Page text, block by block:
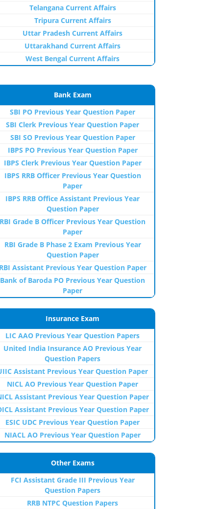
Telangana Current Affairs
Tripura Current Affairs
Uttar Pradesh Current Affairs
Uttarakhand Current Affairs
West Bengal Current Affairs
Bank Exam
SBI PO Previous Year Question Paper
SBI Clerk Previous Year Question Paper
SBI SO Previous Year Question Paper
IBPS PO Previous Year Question Paper
IBPS Clerk Previous Year Question Paper
IBPS RRB Officer Previous Year Question
Paper
IBPS RRB Office Assistant Previous Year
Question Paper
RBI Grade B Officer Previous Year Question
Paper
RBI Grade B Phase 2 Exam Previous Year
Question Paper
RBI Assistant Previous Year Question Paper
Bank of Baroda PO Previous Year Question
Paper
Insurance Exam
LIC AAO Previous Year Question Papers
United India Insurance AO Previous Year
Question Papers
Assistant Previous Year Question Paper
NICL AO Previous Year Question Paper
Assistant Previous Year Question Paper
Assistant Previous Year Question Paper
ESIC UDC Previous Year Question Paper
NIACL AO Previous Year Question Paper
Other Exams
FCI Assistant Grade III Previous Year
Question Papers
RRB NTPC Question Papers